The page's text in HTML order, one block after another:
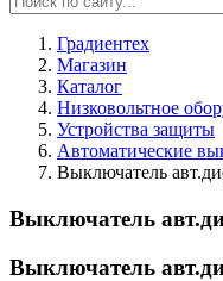
Градиентех
Магазин
Каталог
Низковольтное
Устройства защиты
Автоматические
Выключатель
Выключатель
Выключатель